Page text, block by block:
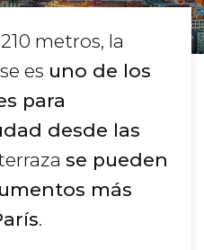
metros, la
es uno de los
para
desde las
se pueden
más
.